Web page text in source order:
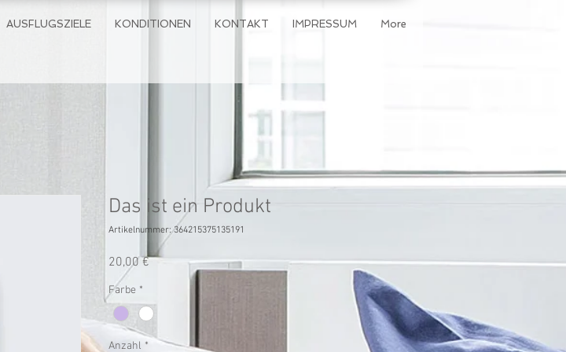
AUSFLUGSZIELE KONDITIONEN KONTAKT IMPRESSUM More
Das ist ein Produkt
Artikelnummer: 364215375135191
20,00 €Preis
Farbe *
Anzahl *